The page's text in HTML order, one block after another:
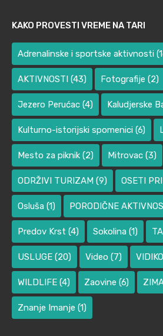
KAKO PROVESTI VREME NA TARI
Adrenalinske i sportske aktivnosti
AKTIVNOSTI (43) Fotografije (2)
Jezero Perućac (4) Kaludjerske
Kulturno-istorijski spomenici (6)
Mesto za piknik (2) Mitrovac (3)
ODRŽIVI TURIZAM (9) OSETI
Osluša (1) PORODIČNE
Predov Krst (4) Sokolina (1)
USLUGE (20) Video (7)
WILDLIFE (4) Zaovine (6)
Znanje Imanje (1)